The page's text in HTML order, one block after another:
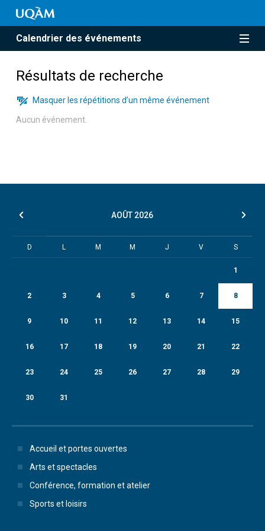
Calendrier des événements
Résultats de recherche
Masquer les répétitions d’un même événement
Aucun événement.
AOÛT 2026
D L M M J V S
1
2 3 4 5 6 7 8
9 10 11 12 13 14 15
16 17 18 19 20 21 22
23 24 25 26 27 28 29
30 31
Accueil et portes ouvertes
Arts et spectacles
Conférence, formation et atelier
Sports et loisirs